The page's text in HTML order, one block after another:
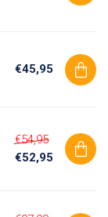
€45,95
€54,95
€52,95